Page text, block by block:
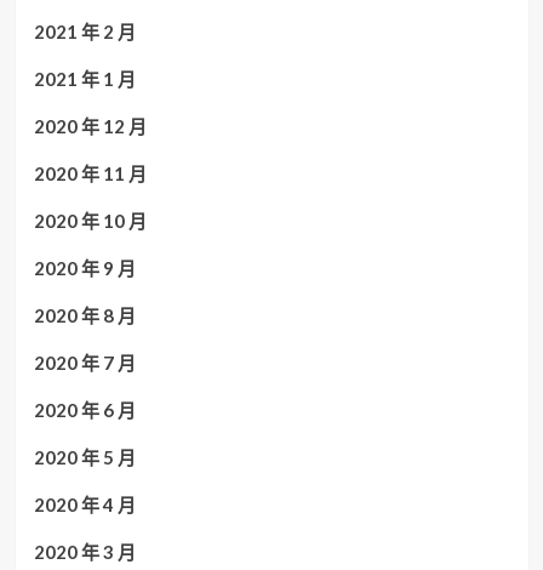
2021 年 2 月
2021 年 1 月
2020 年 12 月
2020 年 11 月
2020 年 10 月
2020 年 9 月
2020 年 8 月
2020 年 7 月
2020 年 6 月
2020 年 5 月
2020 年 4 月
2020 年 3 月